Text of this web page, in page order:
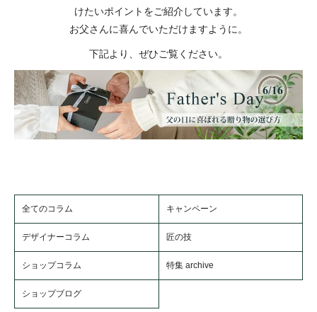
けたいポイントをご紹介しています。
お父さんに喜んでいただけますように。
下記より、ぜひご覧ください。
全てのコラム キャンペーン
デザイナーコラム 匠の技
ショップコラム 特集 archive
ショップブログ